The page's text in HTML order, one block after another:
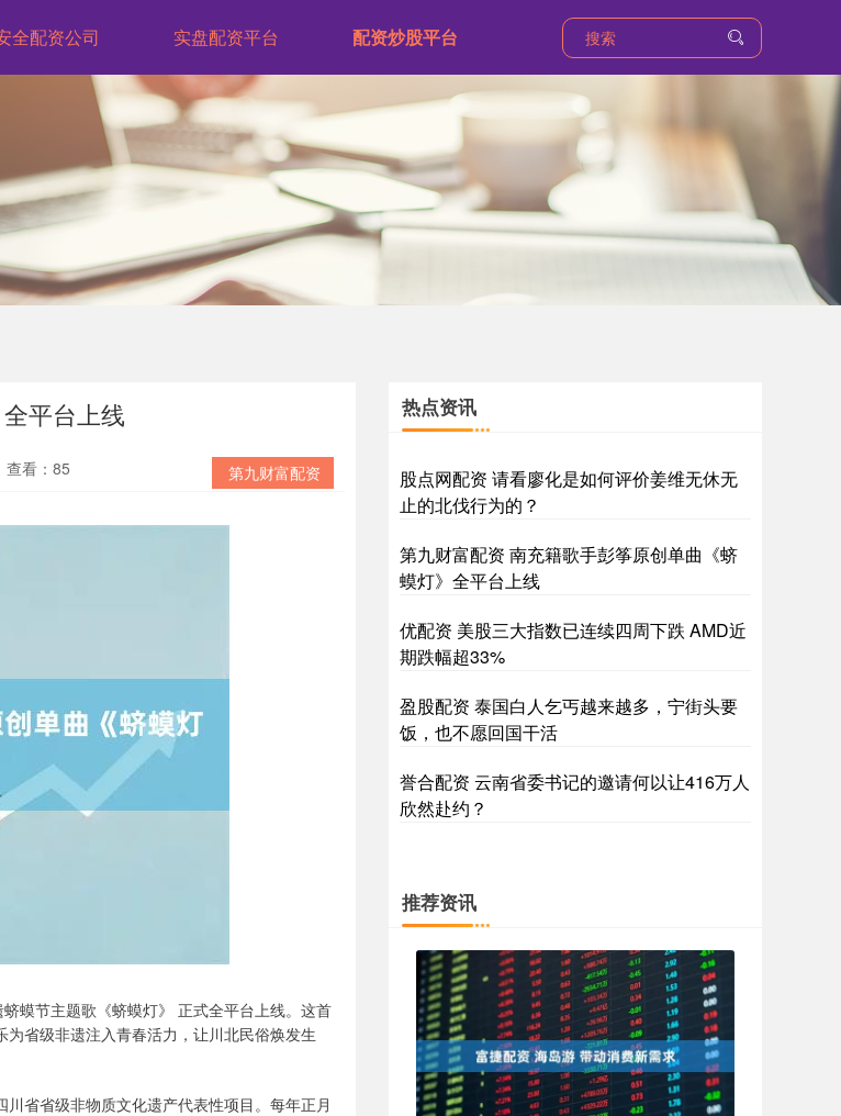
全配资公司 实盘配资平台 配资炒股平台
平台上线
第九财富配资
查看：85
蟆节主题歌《蛴蟆灯》 正式全平台上线。这首
省级非遗注入青春活力，让川北民俗焕发生
省省级非物质文化遗产代表性项目。每年正月
热点资讯
股点网配资 请看廖化是如何评价姜维无休无
止的北伐行为的？
第九财富配资 南充籍歌手彭筝原创单曲《蛴
蟆灯》全平台上线
优配资 美股三大指数已连续四周下跌 AMD近
期跌幅超33%
盈股配资 泰国白人乞丐越来越多，宁街头要
饭，也不愿回国干活
誉合配资 云南省委书记的邀请何以让416万人
欣然赴约？
推荐资讯